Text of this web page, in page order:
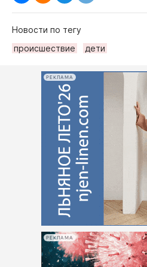
Новости по тегу
происшествие
дети
РЕКЛАМА
РЕКЛАМА